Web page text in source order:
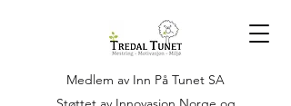
Medlem av Inn På Tunet SA